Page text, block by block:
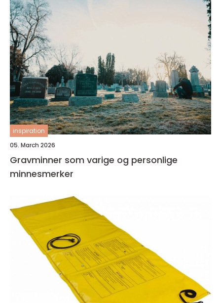
inspiration
05. March 2026
Gravminner som varige og personlige
minnesmerker